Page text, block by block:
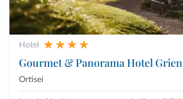
Hotel
Gourmet & Panorama Hotel Grien
Ortisei